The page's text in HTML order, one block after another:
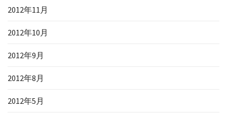
2012年11月
2012年10月
2012年9月
2012年8月
2012年5月